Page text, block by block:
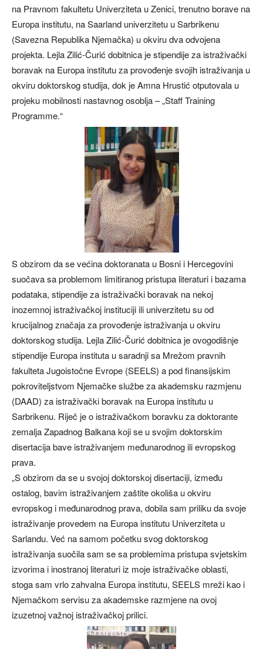
na Pravnom fakultetu Univerziteta u Zenici, trenutno borave na
Europa institutu, na Saarland univerzitetu u Sarbrikenu
(Savezna Republika Njemačka) u okviru dva odvojena
projekta. Lejla Zilić-Čurić dobitnica je stipendije za istraživački
boravak na Europa institutu za provođenje svojih istraživanja u
okviru doktorskog studija, dok je Amna Hrustić otputovala u
projeku mobilnosti nastavnog osoblja – „Staff Training
Programme.“
S obzirom da se većina doktoranata u Bosni i Hercegovini
suočava sa problemom limitiranog pristupa literaturi i bazama
podataka, stipendije za istraživački boravak na nekoj
inozemnoj istraživačkoj instituciji ili univerzitetu su od
krucijalnog značaja za provođenje istraživanja u okviru
doktorskog studija. Lejla Zilić-Čurić dobitnica je ovogodišnje
stipendije Europa instituta u saradnji sa Mrežom pravnih
fakulteta Jugoistočne Evrope (SEELS) a pod finansijskim
pokroviteljstvom Njemačke službe za akademsku razmjenu
(DAAD) za istraživački boravak na Europa institutu u
Sarbrikenu. Riječ je o istraživačkom boravku za doktorante
zemalja Zapadnog Balkana koji se u svojim doktorskim
disertacija bave istraživanjem međunarodnog ili evropskog
prava.
„S obzirom da se u svojoj doktorskoj disertaciji, između
ostalog, bavim istraživanjem zaštite okoliša u okviru
evropskog i međunarodnog prava, dobila sam priliku da svoje
istraživanje provedem na Europa institutu Univerziteta u
Sarlandu. Već na samom početku svog doktorskog
istraživanja suočila sam se sa problemima pristupa svjetskim
izvorima i inostranoj literaturi iz moje istraživačke oblasti,
stoga sam vrlo zahvalna Europa institutu, SEELS mreži kao i
Njemačkom servisu za akademske razmjene na ovoj
izuzetnoj važnoj istraživačkoj prilici.